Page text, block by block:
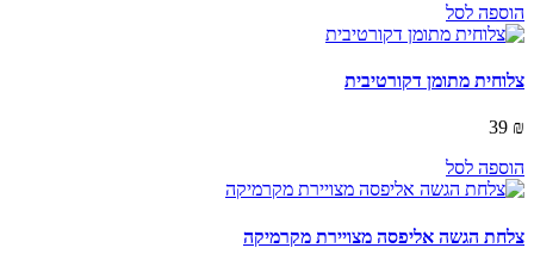
הוספה לסל
צלוחית מתומן דקורטיבית
39 ₪
הוספה לסל
צלחת הגשה אליפסה מצויירת מקרמיקה